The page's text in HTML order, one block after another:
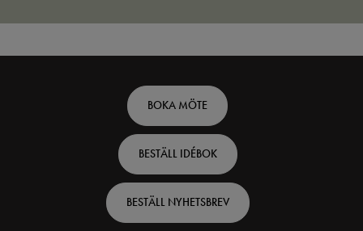
Swedish
BOKA MÖTE
BESTÄLL IDÉBOK
BESTÄLL NYHETSBREV